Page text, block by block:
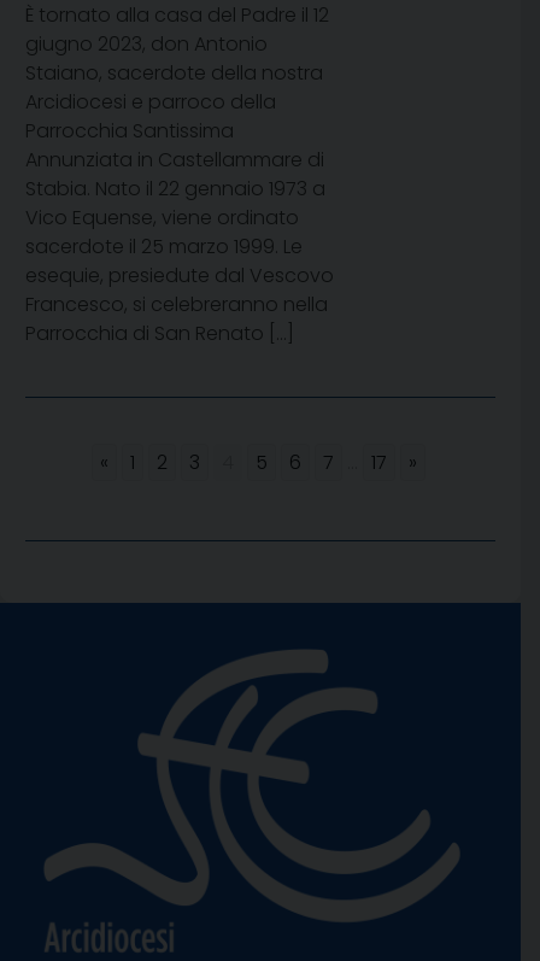
È tornato alla casa del Padre il 12
giugno 2023, don Antonio
Staiano, sacerdote della nostra
Arcidiocesi e parroco della
Parrocchia Santissima
Annunziata in Castellammare di
Stabia. Nato il 22 gennaio 1973 a
Vico Equense, viene ordinato
sacerdote il 25 marzo 1999. Le
esequie, presiedute dal Vescovo
Francesco, si celebreranno nella
Parrocchia di San Renato […]
« 1 2 3 5 6 7 17 »